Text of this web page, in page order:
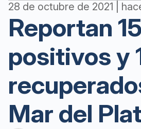
28 de octubre de 2021 |
Reportan
positivos y
Mar del